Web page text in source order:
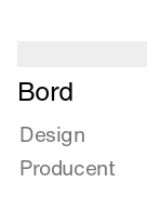
Læs
mere
om
Bord
Bord
Design
Producent